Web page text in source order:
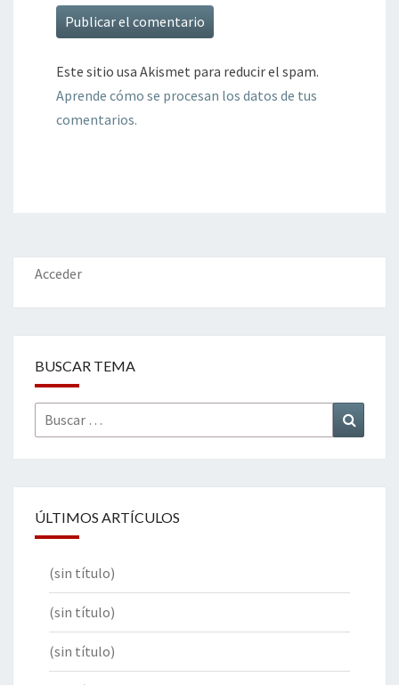
Este sitio usa Akismet para reducir el spam.
Aprende cómo se procesan los datos de tus
comentarios.
Acceder
BUSCAR TEMA
Buscar
por:
ÚLTIMOS ARTÍCULOS
(sin título)
(sin título)
(sin título)